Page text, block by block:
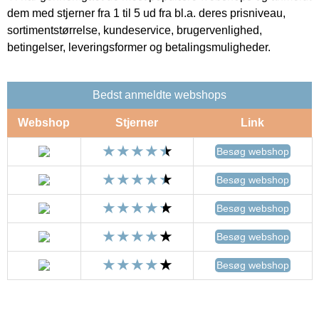
dem med stjerner fra 1 til 5 ud fra bl.a. deres prisniveau,
sortimentstørrelse, kundeservice, brugervenlighed,
betingelser, leveringsformer og betalingsmuligheder.
Bedst anmeldte webshops
Webshop Stjerner Link
Besøg webshop
Besøg webshop
Besøg webshop
Besøg webshop
Besøg webshop